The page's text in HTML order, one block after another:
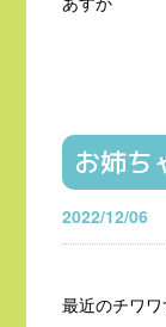
お姉ち
2022/12/06
最近のチワワ